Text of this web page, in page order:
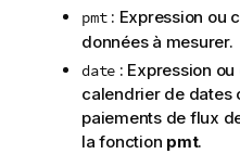
pmt: Expression ou
données à mesurer.
date : Expression
calendrier de dates
paiements de flux
la fonction pmt.